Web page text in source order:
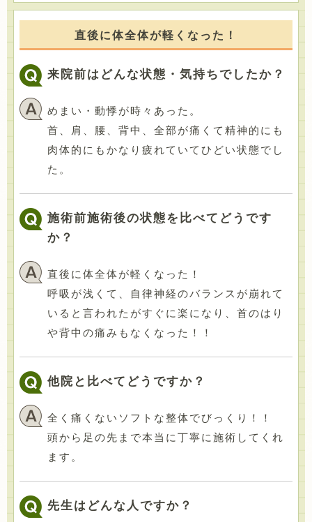
直後に体全体が軽くなった！
来院前はどんな状態・気持ちでしたか？
めまい・動悸が時々あった。
首、肩、腰、背中、全部が痛くて精神的にも
肉体的にもかなり疲れていてひどい状態でし
た。
施術前施術後の状態を比べてどうです
か？
直後に体全体が軽くなった！
呼吸が浅くて、自律神経のバランスが崩れて
いると言われたがすぐに楽になり、首のはり
や背中の痛みもなくなった！！
他院と比べてどうですか？
全く痛くないソフトな整体でびっくり！！
頭から足の先まで本当に丁寧に施術してくれ
ます。
先生はどんな人ですか？